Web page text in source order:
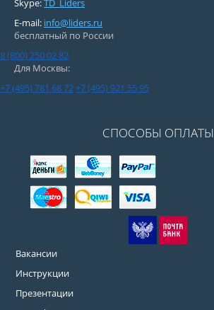
Skype:TD_Liders
E-mail: info@liders.ru
бесплатный по России
8 (800) 250 02 82
Для Москвы:
+7 (495) 781 68 72+7 (495) 921 55 95
СПОСОБЫ ОПЛАТЫ
Вакансии
Инструкции
Презентации